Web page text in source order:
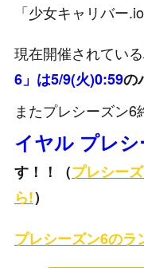
「少女キャリバー
現在開催されている
6」は5/9(火)0:59の
またプレシーズン6
イヤル プレシ
す！！（プレシー
ら!）
プレシーズン6のラ